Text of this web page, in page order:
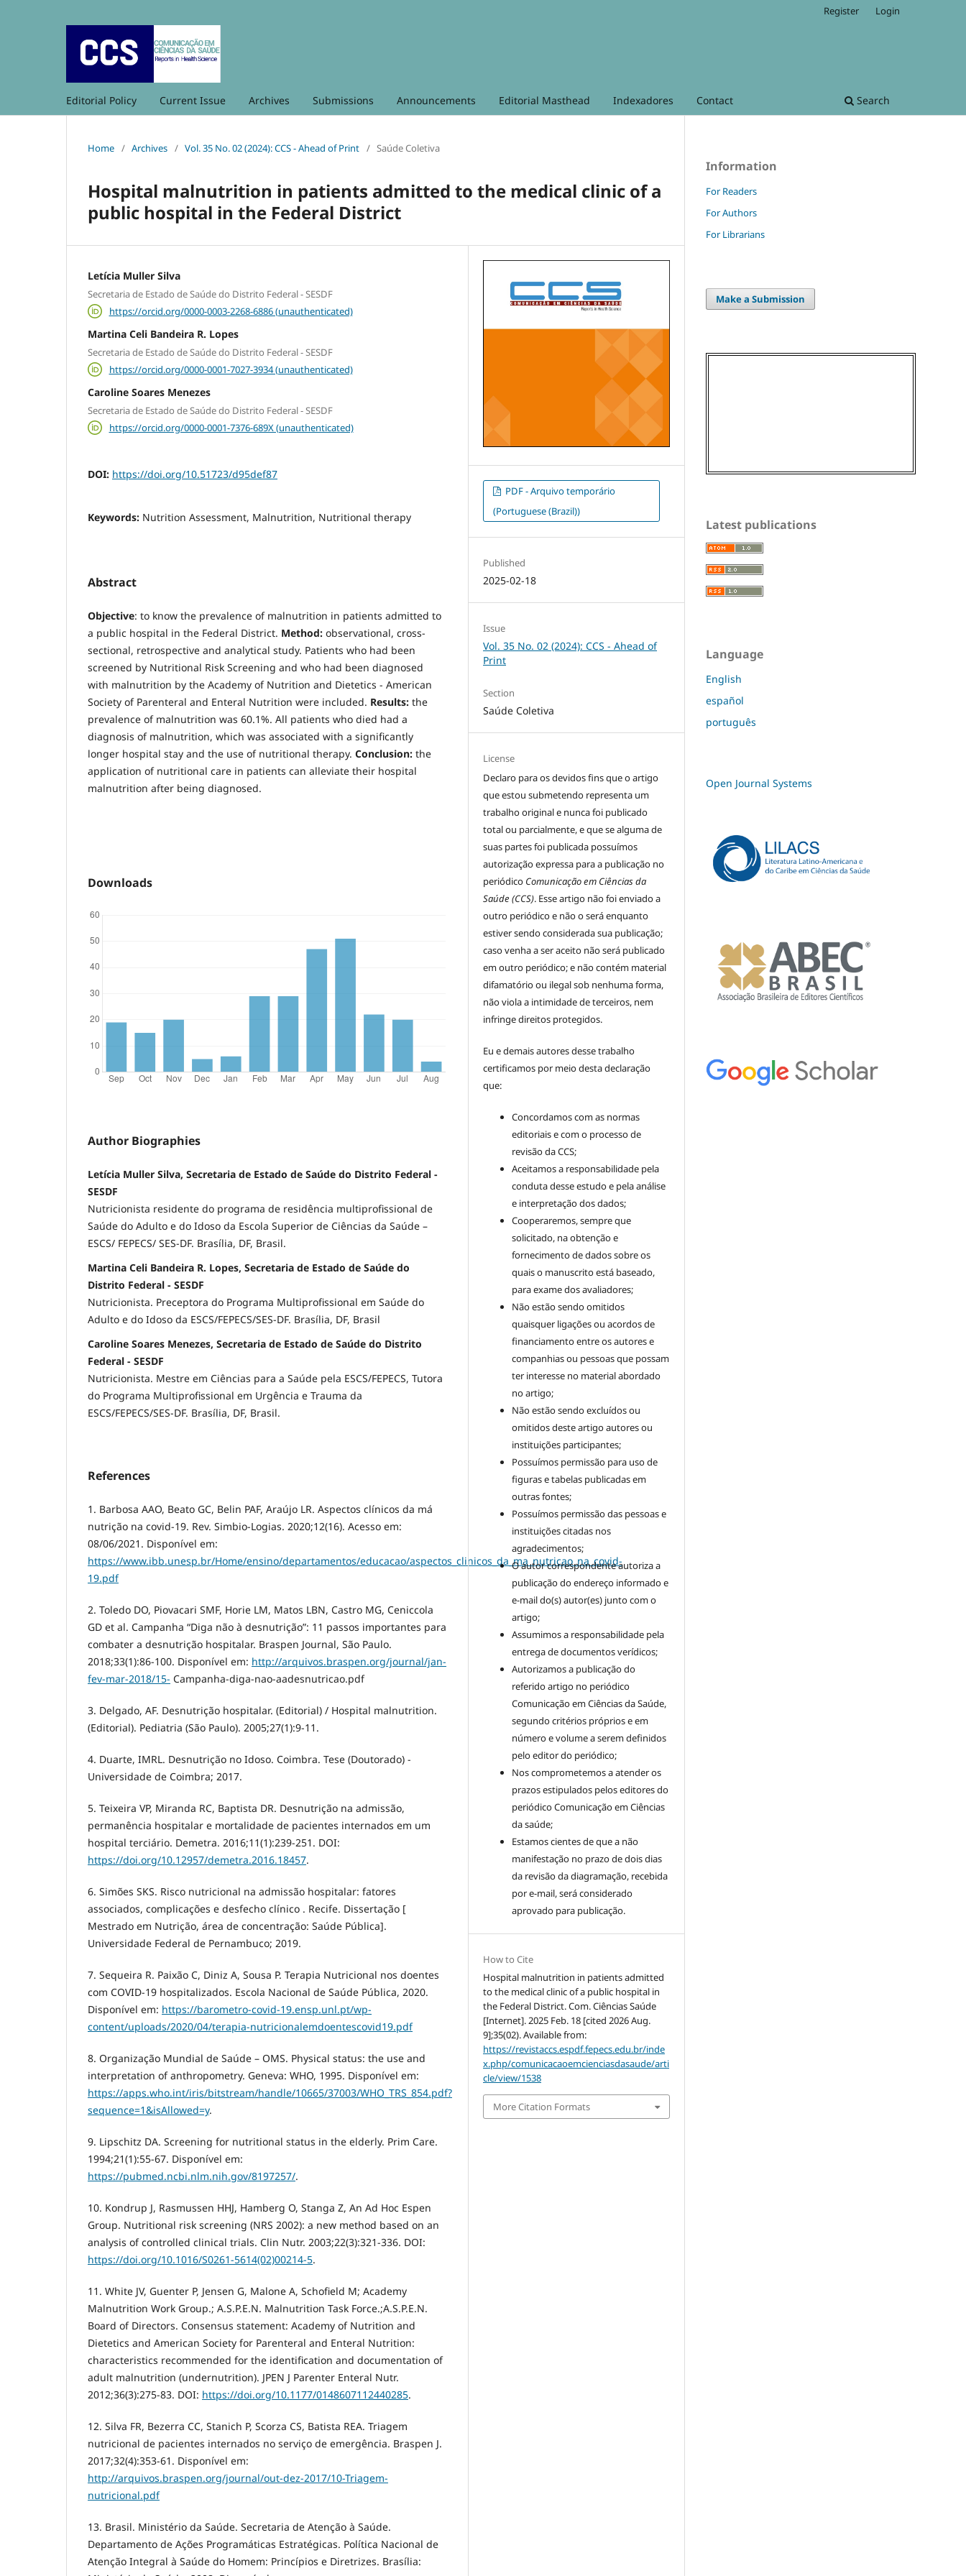
Editorial Policy Current Issue Archives Submissions Announcements Editorial Masthead Indexadores Contact Search
Register Login
Home / Archives / Vol. 35 No. 02 (2024): CCS - Ahead of Print / Saúde Coletiva
Hospital malnutrition in patients admitted to the medical clinic of a
public hospital in the Federal District
Letícia Muller Silva
Secretaria de Estado de Saúde do Distrito Federal - SESDF
https://orcid.org/0000-0003-2268-6886 (unauthenticated)
Martina Celi Bandeira R. Lopes
Secretaria de Estado de Saúde do Distrito Federal - SESDF
https://orcid.org/0000-0001-7027-3934 (unauthenticated)
Caroline Soares Menezes
Secretaria de Estado de Saúde do Distrito Federal - SESDF
https://orcid.org/0000-0001-7376-689X (unauthenticated)
DOI: https://doi.org/10.51723/d95def87
Keywords: Nutrition Assessment, Malnutrition, Nutritional therapy
Abstract
Objective: to know the prevalence of malnutrition in patients admitted to
a public hospital in the Federal District. Method: observational, cross-
sectional, retrospective and analytical study. Patients who had been
screened by Nutritional Risk Screening and who had been diagnosed
with malnutrition by the Academy of Nutrition and Dietetics - American
Society of Parenteral and Enteral Nutrition were included. Results: the
prevalence of malnutrition was 60.1%. All patients who died had a
diagnosis of malnutrition, which was associated with a significantly
longer hospital stay and the use of nutritional therapy. Conclusion: the
application of nutritional care in patients can alleviate their hospital
malnutrition after being diagnosed.
Downloads
Author Biographies
Letícia Muller Silva, Secretaria de Estado de Saúde do Distrito Federal -
SESDF
Nutricionista residente do programa de residência multiprofissional de
Saúde do Adulto e do Idoso da Escola Superior de Ciências da Saúde –
ESCS/ FEPECS/ SES-DF. Brasília, DF, Brasil.
Martina Celi Bandeira R. Lopes, Secretaria de Estado de Saúde do
Distrito Federal - SESDF
Nutricionista. Preceptora do Programa Multiprofissional em Saúde do
Adulto e do Idoso da ESCS/FEPECS/SES-DF. Brasília, DF, Brasil
Caroline Soares Menezes, Secretaria de Estado de Saúde do Distrito
Federal - SESDF
Nutricionista. Mestre em Ciências para a Saúde pela ESCS/FEPECS, Tutora
do Programa Multiprofissional em Urgência e Trauma da
ESCS/FEPECS/SES-DF. Brasília, DF, Brasil.
References
1. Barbosa AAO, Beato GC, Belin PAF, Araújo LR. Aspectos clínicos da má
nutrição na covid-19. Rev. Simbio-Logias. 2020;12(16). Acesso em:
08/06/2021. Disponível em:
https://www.ibb.unesp.br/Home/ensino/departamentos/educacao/aspectos_clinicos_da_ma_nutricao_na_covid-
19.pdf
2. Toledo DO, Piovacari SMF, Horie LM, Matos LBN, Castro MG, Ceniccola
GD et al. Campanha “Diga não à desnutrição”: 11 passos importantes para
combater a desnutrição hospitalar. Braspen Journal, São Paulo.
2018;33(1):86-100. Disponível em: http://arquivos.braspen.org/journal/jan-
fev-mar-2018/15- Campanha-diga-nao-aadesnutricao.pdf
3. Delgado, AF. Desnutrição hospitalar. (Editorial) / Hospital malnutrition.
(Editorial). Pediatria (São Paulo). 2005;27(1):9-11.
4. Duarte, IMRL. Desnutrição no Idoso. Coimbra. Tese (Doutorado) -
Universidade de Coimbra; 2017.
5. Teixeira VP, Miranda RC, Baptista DR. Desnutrição na admissão,
permanência hospitalar e mortalidade de pacientes internados em um
hospital terciário. Demetra. 2016;11(1):239-251. DOI:
https://doi.org/10.12957/demetra.2016.18457.
6. Simões SKS. Risco nutricional na admissão hospitalar: fatores
associados, complicações e desfecho clínico . Recife. Dissertação [
Mestrado em Nutrição, área de concentração: Saúde Pública].
Universidade Federal de Pernambuco; 2019.
7. Sequeira R. Paixão C, Diniz A, Sousa P. Terapia Nutricional nos doentes
com COVID-19 hospitalizados. Escola Nacional de Saúde Pública, 2020.
Disponível em: https://barometro-covid-19.ensp.unl.pt/wp-
content/uploads/2020/04/terapia-nutricionalemdoentescovid19.pdf
8. Organização Mundial de Saúde – OMS. Physical status: the use and
interpretation of anthropometry. Geneva: WHO, 1995. Disponível em:
https://apps.who.int/iris/bitstream/handle/10665/37003/WHO_TRS_854.pdf?
sequence=1&isAllowed=y.
9. Lipschitz DA. Screening for nutritional status in the elderly. Prim Care.
1994;21(1):55-67. Disponível em:
https://pubmed.ncbi.nlm.nih.gov/8197257/.
10. Kondrup J, Rasmussen HHJ, Hamberg O, Stanga Z, An Ad Hoc Espen
Group. Nutritional risk screening (NRS 2002): a new method based on an
analysis of controlled clinical trials. Clin Nutr. 2003;22(3):321-336. DOI:
https://doi.org/10.1016/S0261-5614(02)00214-5.
11. White JV, Guenter P, Jensen G, Malone A, Schofield M; Academy
Malnutrition Work Group.; A.S.P.E.N. Malnutrition Task Force.;A.S.P.E.N.
Board of Directors. Consensus statement: Academy of Nutrition and
Dietetics and American Society for Parenteral and Enteral Nutrition:
characteristics recommended for the identification and documentation of
adult malnutrition (undernutrition). JPEN J Parenter Enteral Nutr.
2012;36(3):275-83. DOI: https://doi.org/10.1177/0148607112440285.
12. Silva FR, Bezerra CC, Stanich P, Scorza CS, Batista REA. Triagem
nutricional de pacientes internados no serviço de emergência. Braspen J.
2017;32(4):353-61. Disponível em:
http://arquivos.braspen.org/journal/out-dez-2017/10-Triagem-
nutricional.pdf
13. Brasil. Ministério da Saúde. Secretaria de Atenção à Saúde.
Departamento de Ações Programáticas Estratégicas. Política Nacional de
Atenção Integral à Saúde do Homem: Princípios e Diretrizes. Brasília:
PDF - Arquivo temporário
(Portuguese (Brazil))
Published
2025-02-18
Issue
Vol. 35 No. 02 (2024): CCS - Ahead of
Print
Section
Saúde Coletiva
License
Declaro para os devidos fins que o artigo
que estou submetendo representa um
trabalho original e nunca foi publicado
total ou parcialmente, e que se alguma de
suas partes foi publicada possuímos
autorização expressa para a publicação no
periódico Comunicação em Ciências da
Saúde (CCS). Esse artigo não foi enviado a
outro periódico e não o será enquanto
estiver sendo considerada sua publicação;
caso venha a ser aceito não será publicado
em outro periódico; e não contém material
difamatório ou ilegal sob nenhuma forma,
não viola a intimidade de terceiros, nem
infringe direitos protegidos.
Eu e demais autores desse trabalho
certificamos por meio desta declaração
que:
Concordamos com as normas
editoriais e com o processo de
revisão da CCS;
Aceitamos a responsabilidade pela
conduta desse estudo e pela análise
e interpretação dos dados;
Cooperaremos, sempre que
solicitado, na obtenção e
fornecimento de dados sobre os
quais o manuscrito está baseado,
para exame dos avaliadores;
Não estão sendo omitidos
quaisquer ligações ou acordos de
financiamento entre os autores e
companhias ou pessoas que possam
ter interesse no material abordado
no artigo;
Não estão sendo excluídos ou
omitidos deste artigo autores ou
instituições participantes;
Possuímos permissão para uso de
figuras e tabelas publicadas em
outras fontes;
Possuímos permissão das pessoas e
instituições citadas nos
agradecimentos;
O autor correspondente autoriza a
publicação do endereço informado e
e-mail do(s) autor(es) junto com o
artigo;
Assumimos a responsabilidade pela
entrega de documentos verídicos;
Autorizamos a publicação do
referido artigo no periódico
Comunicação em Ciências da Saúde,
segundo critérios próprios e em
número e volume a serem definidos
pelo editor do periódico;
Nos comprometemos a atender os
prazos estipulados pelos editores do
periódico Comunicação em Ciências
da saúde;
Estamos cientes de que a não
manifestação no prazo de dois dias
da revisão da diagramação, recebida
por e-mail, será considerado
aprovado para publicação.
How to Cite
Hospital malnutrition in patients admitted
to the medical clinic of a public hospital in
the Federal District. Com. Ciências Saúde
[Internet]. 2025 Feb. 18 [cited 2026 Aug.
9];35(02). Available from:
https://revistaccs.espdf.fepecs.edu.br/inde
x.php/comunicacaoemcienciasdasaude/arti
cle/view/1538
More Citation Formats
Information
For Readers
For Authors
For Librarians
Make a Submission
Latest publications
Language
English
español
português
Open Journal Systems